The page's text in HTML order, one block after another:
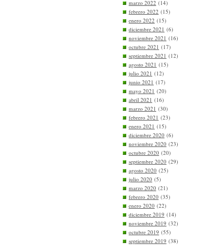
marzo 2022 (14)
febrero 2022 (15)
enero 2022 (15)
diciembre 2021 (6)
noviembre 2021 (16)
octubre 2021 (17)
septiembre 2021 (12)
agosto 2021 (15)
julio 2021 (12)
junio 2021 (17)
mayo 2021 (20)
abril 2021 (16)
marzo 2021 (30)
febrero 2021 (23)
enero 2021 (15)
diciembre 2020 (6)
noviembre 2020 (23)
octubre 2020 (20)
septiembre 2020 (29)
agosto 2020 (25)
julio 2020 (5)
marzo 2020 (21)
febrero 2020 (35)
enero 2020 (22)
diciembre 2019 (14)
noviembre 2019 (32)
octubre 2019 (55)
septiembre 2019 (38)